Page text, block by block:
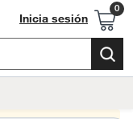
Inicia sesión